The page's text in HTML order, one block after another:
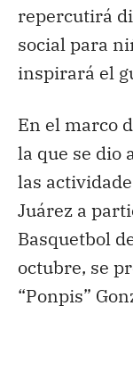
repercutirá
social para
inspirará el
En el marco
la que se dio
las
Juárez a
Basquetbol
octubre, se
“Ponpis”